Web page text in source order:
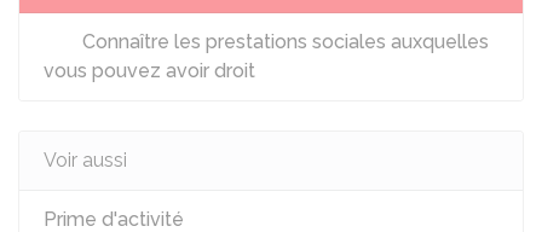
Connaître les prestations sociales auxquelles
vous pouvez avoir droit
Voir aussi
Prime d'activité